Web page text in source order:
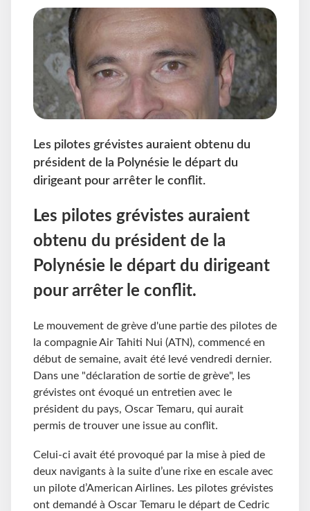
Les pilotes grévistes auraient obtenu du
président de la Polynésie le départ du
dirigeant pour arrêter le conflit.
Les pilotes grévistes auraient
obtenu du président de la
Polynésie le départ du dirigeant
pour arrêter le conflit.
Le mouvement de grève d'une partie des pilotes de
la compagnie Air Tahiti Nui (ATN), commencé en
début de semaine, avait été levé vendredi dernier.
Dans une "déclaration de sortie de grève", les
grévistes ont évoqué un entretien avec le
président du pays, Oscar Temaru, qui aurait
permis de trouver une issue au conflit.
Celui-ci avait été provoqué par la mise à pied de
deux navigants à la suite d’une rixe en escale avec
un pilote d’American Airlines. Les pilotes grévistes
ont demandé à Oscar Temaru le départ de Cedric